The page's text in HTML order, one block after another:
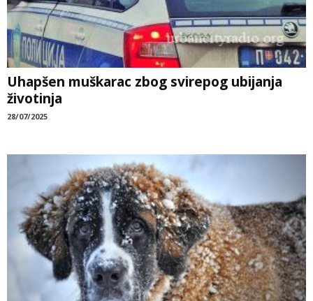
Uhapšen muškarac zbog svirepog ubijanja
životinja
28/07/2025